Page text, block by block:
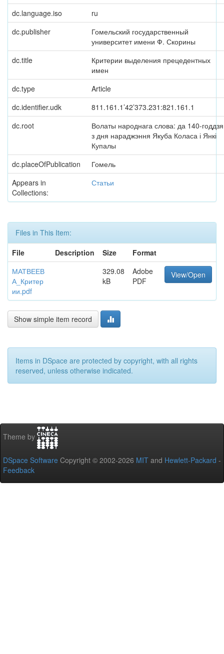
dc.language.iso
ru
dc.publisher
Гомельский государственный
университет имени Ф. Скорины
dc.title
Критерии выделения прецедентных
имен
dc.type
Article
dc.identifier.udk
811.161.1’42’373.231:821.161.1
dc.root
Волаты народнага слова: да 140-годдзя
з дня нараджэння Якуба Коласа і Янкі
Купалы
dc.placeOfPublication
Гомель
Appears in
Collections:
Статьи
Files in This Item:
File
Description Size
Format
МАТВЕЕВ
А_Критер
ии.pdf
329.08
kB
Adobe
PDF
View/Open
Show simple item record
Items in DSpace are protected by copyright, with all rights
reserved, unless otherwise indicated.
Theme by
DSpace Software Copyright © 2002-2026 MIT and Hewlett-Packard -
Feedback